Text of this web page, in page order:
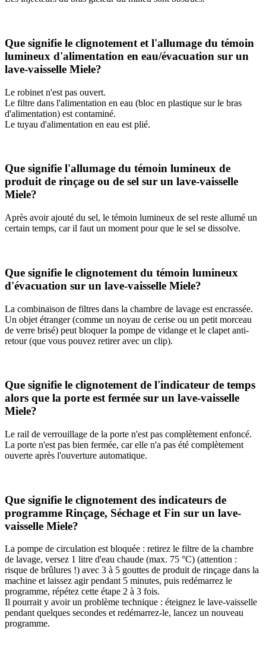
Que signifie le clignotement et l'allumage du témoin
lumineux d'alimentation en eau/évacuation sur un
lave-vaisselle Miele?
Le robinet n'est pas ouvert.
Le filtre dans l'alimentation en eau (bloc en plastique sur le bras
d'alimentation) est contaminé.
Le tuyau d'alimentation en eau est plié.
Que signifie l'allumage du témoin lumineux de
produit de rinçage ou de sel sur un lave-vaisselle
Miele?
Après avoir ajouté du sel, le témoin lumineux de sel reste allumé un
certain temps, car il faut un moment pour que le sel se dissolve.
Que signifie le clignotement du témoin lumineux
d'évacuation sur un lave-vaisselle Miele?
La combinaison de filtres dans la chambre de lavage est encrassée.
Un objet étranger (comme un noyau de cerise ou un petit morceau
de verre brisé) peut bloquer la pompe de vidange et le clapet anti-
retour (que vous pouvez retirer avec un clip).
Que signifie le clignotement de l'indicateur de temps
alors que la porte est fermée sur un lave-vaisselle
Miele?
Le rail de verrouillage de la porte n'est pas complètement enfoncé.
La porte n'est pas bien fermée, car elle n'a pas été complètement
ouverte après l'ouverture automatique.
Que signifie le clignotement des indicateurs de
programme Rinçage, Séchage et Fin sur un lave-
vaisselle Miele?
La pompe de circulation est bloquée : retirez le filtre de la chambre
de lavage, versez 1 litre d'eau chaude (max. 75 °C) (attention :
risque de brûlures !) avec 3 à 5 gouttes de produit de rinçage dans la
machine et laissez agir pendant 5 minutes, puis redémarrez le
programme, répétez cette étape 2 à 3 fois.
Il pourrait y avoir un problème technique : éteignez le lave-vaisselle
pendant quelques secondes et redémarrez-le, lancez un nouveau
programme.